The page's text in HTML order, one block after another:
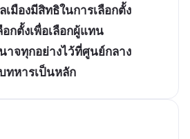
เมืองมีสิทธิในการเลือกตั้ง
อกตั้งเพื่อเลือกผู้แทน
าจทุกอย่างไว้ที่ศูนย์กลาง
ทหารเป็นหลัก